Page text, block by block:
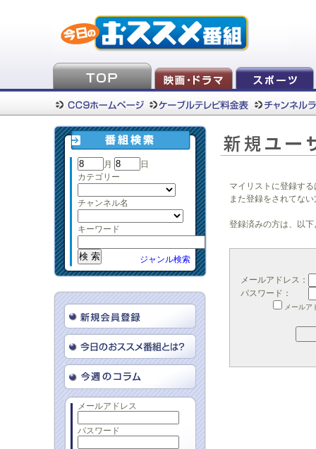
月
日
カテゴリー
チャンネル名
キーワード
ジャンル検索
メールアドレス
パスワード
マイリストに登録す
また登録をされてな
登録済みの方は、以
メールアドレス：
パスワード：
メールア